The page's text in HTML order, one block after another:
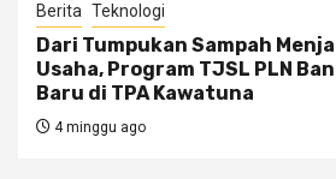
Berita Teknologi
Dari Tumpukan Sampah
Usaha, Program TJSL PLN
Baru di TPA Kawatuna
4 minggu ago